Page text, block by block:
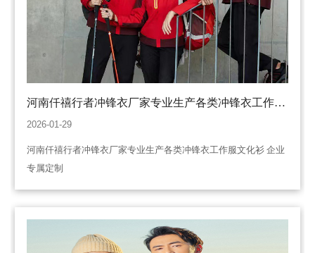
河南仟禧行者冲锋衣厂家专业生产各类冲锋衣工作服
文化衫 企业专属定制
2026-01-29
河南仟禧行者冲锋衣厂家专业生产各类冲锋衣工作服文化衫 企业
专属定制